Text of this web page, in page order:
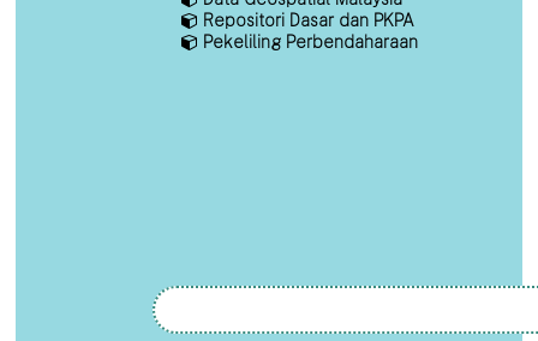
Repositori Dasar dan PKPA
Pekeliling Perbendaharaan